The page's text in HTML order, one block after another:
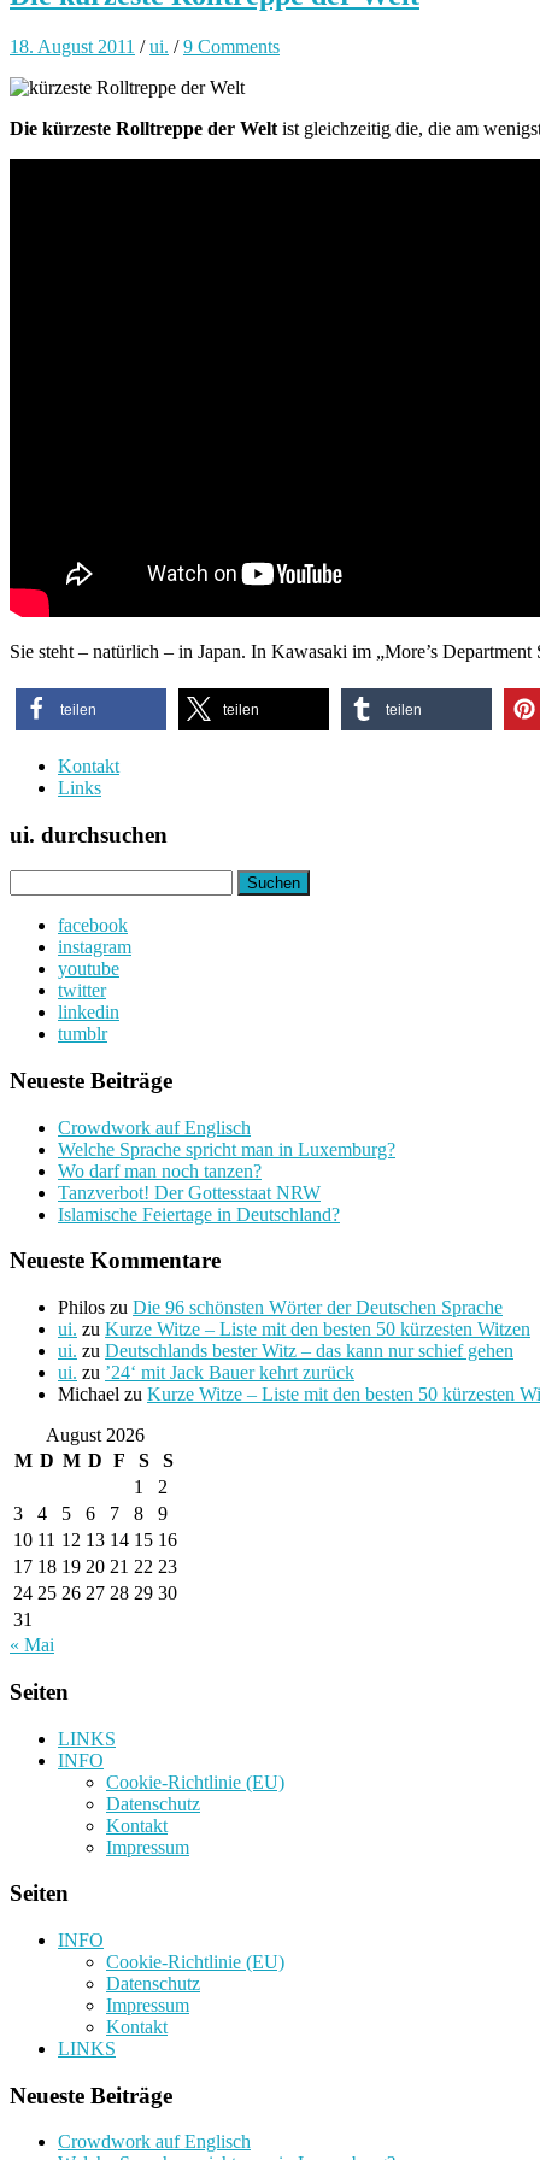
18. August 2011 /ui. /9 Comments
Die kürzeste Rolltreppe der Welt ist gleichzeitig die, die am
Sie steht – natürlich – in Japan. In Kawasaki im „More’s
teilen teilen teilen
Kontakt
Links
ui. durchsuchen
nach:
facebook
instagram
youtube
twitter
linkedin
tumblr
Neueste Beiträge
Crowdwork auf Englisch
Welche Sprache spricht man in Luxemburg?
Wo darf man noch tanzen?
Tanzverbot! Der Gottesstaat NRW
Islamische Feiertage in Deutschland?
Neueste Kommentare
Philos zu Die 96 schönsten Wörter der Deutschen Sprache
ui. zu Kurze Witze – Liste mit den besten 50 kürzesten Witzen
ui. zu Deutschlands bester Witz – das kann nur schief gehen
ui. zu ’24‘ mit Jack Bauer kehrt zurück
Michael zu Kurze Witze – Liste mit den besten 50 kürzesten
August 2026
M D M D F S
S
1
2
3
4 5 6 7 8
9
10 11 12 13 14 15 16
17 18 19 20 21 22 23
24 25 26 27 28 29 30
31
« Mai
Seiten
LINKS
INFO
Cookie-Richtlinie (EU)
Datenschutz
Kontakt
Impressum
Seiten
INFO
Cookie-Richtlinie (EU)
Datenschutz
Impressum
Kontakt
LINKS
Neueste Beiträge
Crowdwork auf Englisch